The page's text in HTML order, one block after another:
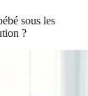
sous les
?